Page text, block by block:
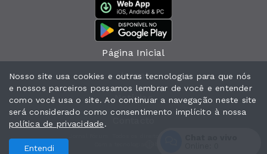
Página Inicial
Jornal
Notícias
Nosso site usa cookies e outras tecnologias para que nós
e nossos parceiros possamos lembrar de você e entender
como você usa o site. Ao continuar a navegação neste site
será considerado como consentimento implícito à nossa
política de privacidade.
Entendi